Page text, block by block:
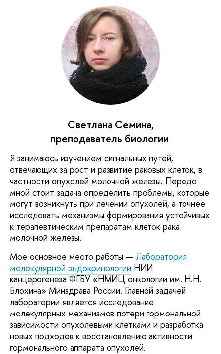
Светлана Семина,
преподаватель биологии
Я занимаюсь изучением сигнальных путей,
отвечающих за рост и развитие раковых клеток, в
частности опухолей молочной железы. Передо
мной стоит задача определить проблемы, которые
могут возникнуть при лечении опухолей, а точнее
исследовать механизмы формирования устойчивых
к терапевтическим препаратам клеток рака
молочной железы.
Мое основное место работы — Лаборатория
молекулярной эндокринологии НИИ
канцерогенеза ФГБУ «НМИЦ онкологии им. Н.Н.
Блохина» Минздрава России. Главной задачей
лаборатории является исследование
молекулярных механизмов потери гормональной
зависимости опухолевыми клетками и разработка
новых подходов к восстановлению активности
гормонального аппарата опухолей.